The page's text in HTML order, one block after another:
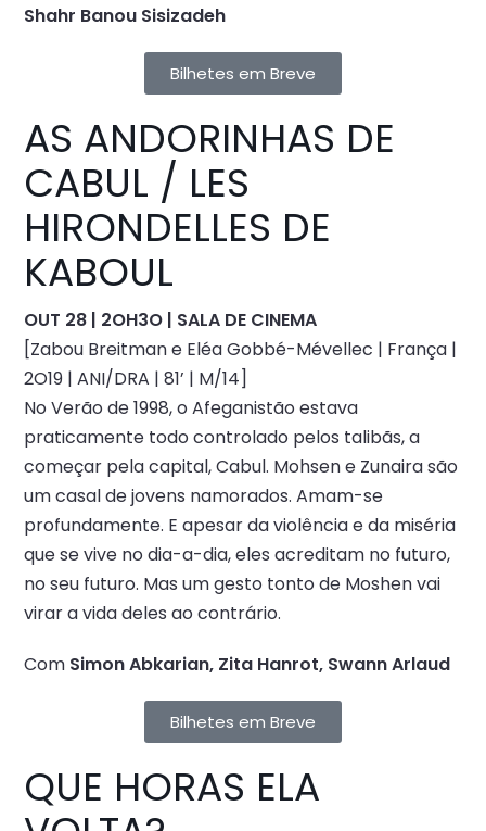
Shahr Banou Sisizadeh
Bilhetes em Breve
AS ANDORINHAS DE
CABUL / LES
HIRONDELLES DE
KABOUL
OUT 28 | 2OH3O | SALA DE CINEMA
[Zabou Breitman e Eléa Gobbé-Mévellec | França |
2O19 | ANI/DRA | 81’ | M/14]
No Verão de 1998, o Afeganistão estava
praticamente todo controlado pelos talibãs, a
começar pela capital, Cabul. Mohsen e Zunaira são
um casal de jovens namorados. Amam-se
profundamente. E apesar da violência e da miséria
que se vive no dia-a-dia, eles acreditam no futuro,
no seu futuro. Mas um gesto tonto de Moshen vai
virar a vida deles ao contrário.
Com Simon Abkarian, Zita Hanrot, Swann Arlaud
Bilhetes em Breve
QUE HORAS ELA